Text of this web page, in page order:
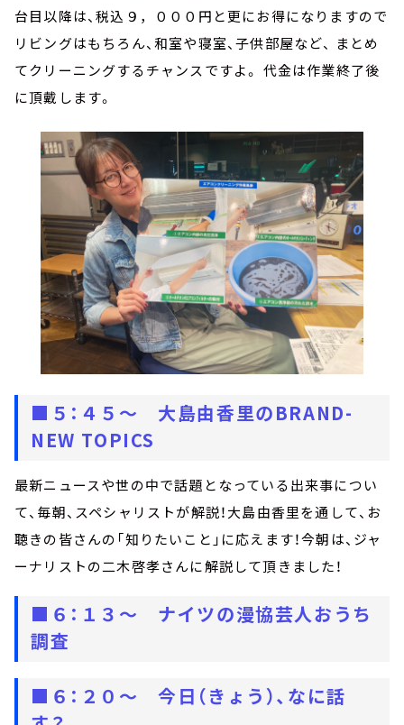
台目以降は、税込９，０００円と更にお得になりますので
リビングはもちろん、和室や寝室、子供部屋など、 まとめ
てクリーニングするチャンスですよ。 代金は作業終了後
に頂戴します。
■５：４５～ 大島由香里のBRAND-
NEW TOPICS
最新ニュースや世の中で話題となっている出来事につい
て、毎朝、スペシャリストが解説！大島由香里を通して、お
聴きの皆さんの「知りたいこと」に応えます！今朝は、ジャ
ーナリストの二木啓孝さんに解説して頂きました！
■６：１３～ ナイツの漫協芸人おうち
調査
■６：２０～今日（きょう）、なに話